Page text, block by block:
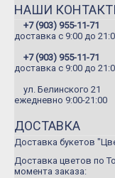
Моно-
Букеты с
Букеты с
Букеты с
НАШИ
+7 (903) 955-11-71
доставка c 9:00 до
+7 (903) 955-11-71
доставка c 9:00 до
ул. Белинского 21
ежедневно 9:00-21:00
ДОСТАВКА
Доставка букетов
Доставка цветов по
момента заказа: